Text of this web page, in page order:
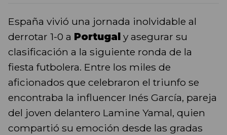
España vivió una jornada inolvidable al
derrotar 1-0 a Portugal y asegurar su
clasificación a la siguiente ronda de la
fiesta futbolera. Entre los miles de
aficionados que celebraron el triunfo se
encontraba la influencer Inés García, pareja
del joven delantero Lamine Yamal, quien
compartió su emoción desde las gradas